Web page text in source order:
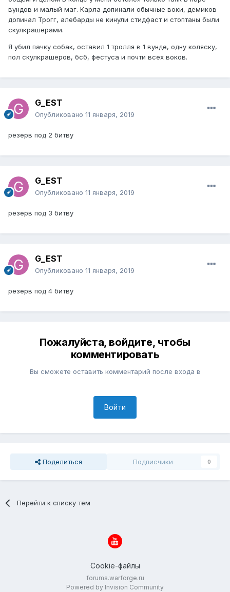
вундов и малый маг. Карла допинали обычные воки, демиков
допинал Трогг, алебарды не кинули стидфаст и стоптаны были
скулкрашерами.
Я убил пачку собак, оставил 1 тролля в 1 вунде, одну коляску,
пол скулкрашеров, бсб, фестуса и почти всех воков.
G_EST
Опубликовано 11 января, 2019
резерв под 2 битву
G_EST
Опубликовано 11 января, 2019
резерв под 3 битву
G_EST
Опубликовано 11 января, 2019
резерв под 4 битву
Пожалуйста, войдите, чтобы
комментировать
Вы сможете оставить комментарий после входа в
Войти
Поделиться Подписчики 0
Перейти к списку тем
Cookie-файлы
forums.warforge.ru
Powered by Invision Community